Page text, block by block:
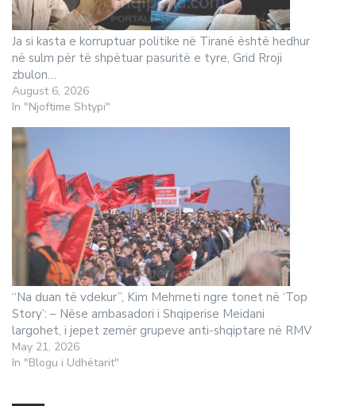
Ja si kasta e korruptuar politike në Tiranë është hedhur
në sulm për të shpëtuar pasuritë e tyre, Grid Rroji
zbulon…
August 6, 2026
In "Njoftime Shtypi"
“Na duan të vdekur”, Kim Mehmeti ngre tonet në ‘Top
Story’: – Nëse ambasadori i Shqiperise Meidani
largohet, i jepet zemër grupeve anti-shqiptare në RMV
May 21, 2026
In "Blogu i Udhëtarit"